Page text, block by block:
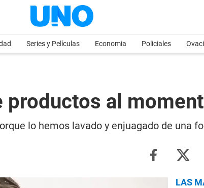
Series y Películas Economia Policiales
al
lo hemos lavado y enjuagado de una
LAS